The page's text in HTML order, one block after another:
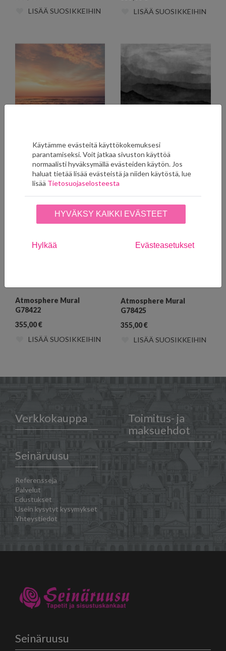
LISÄÄ SUOSIKKEIHIN
LISÄÄ SUOSIKKEIHIN
G78427
355,00
LISÄÄ SUOSIKKEIHIN
G78421
355,00
€
LISÄÄ SUOSIKKEIHIN
Atmosphere Mural
G78422
355,00€
LISÄÄ SUOSIKKEIHIN
Atmosphere Mural
G78425
355,00€
LISÄÄ SUOSIKKEIHIN
Verkkokauppa
Toimitus- ja
maksuehdot
Seinäruusu
Referenssejä
Palvelut
Edustukset
Usein kysytyt kysymykset
Yhteystiedot
Seinäruusu
Käytämme evästeitä käyttökokemuksesi
parantamiseksi. Voit jatkaa sivuston käyttöä
normaalisti hyväksymällä evästeiden käytön. Jos
haluat tietää lisää evästeistä ja niiden käytöstä, lue
lisää Tietosuojaselosteesta
HYVÄKSY KAIKKI EVÄSTEET
Hylkää Evästeasetukset